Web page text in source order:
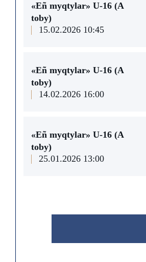
«Eñ myqtylar» U-16 (А
toby)
15.02.2026 10:45
«Eñ myqtylar» U-16 (А
toby)
14.02.2026 16:00
«Eñ myqtylar» U-16 (А
toby)
25.01.2026 13:00